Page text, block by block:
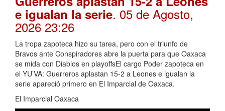
e igualan la serie. 05 de Agosto,
2026 23:26
La tropa zapoteca hizo su tarea, pero con el triunfo de
Bravos ante Conspiradores abre la puerta para que Oaxaca
se mida con Diablos en playoffsEl cargo Poder zapoteca en
el YU’VA: Guerreros aplastan 15-2 a Leones e igualan la
serie apareció primero en El Imparcial de Oaxaca.
El Imparcial Oaxaca